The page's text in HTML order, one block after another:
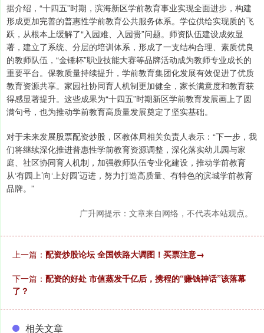
据介绍，“十四五”时期，滨海新区学前教育事业实现全面进步，构建
形成更加完善的普惠性学前教育公共服务体系。学位供给实现质的飞
跃，从根本上缓解了“入园难、入园贵”问题。师资队伍建设成效显
著，建立了系统、分层的培训体系，形成了一支结构合理、素质优良
的教师队伍，“金锤杯”职业技能大赛等品牌活动成为教师专业成长的
重要平台。保教质量持续提升，学前教育集团化发展有效促进了优质
教育资源共享。家园社协同育人机制更加健全，家长满意度和教育获
得感显著提升。这些成果为“十四五”时期新区学前教育发展画上了圆
满句号，也为推动学前教育高质量发展奠定了坚实基础。
对于未来发展股票配资炒股，区教体局相关负责人表示：“下一步，我
们将继续深化推进普惠性学前教育资源调整，深化落实幼儿园与家
庭、社区协同育人机制，加强教师队伍专业化建设，推动学前教育
从‘有园上’向‘上好园’迈进，努力打造高质量、有特色的滨城学前教育
品牌。”
广升网提示：文章来自网络，不代表本站观点。
上一篇： 配资炒股论坛 全国铁路大调图！买票注意→
下一篇： 配资的好处 市值蒸发千亿后，携程的“赚钱神话”该落幕
了？
相关文章